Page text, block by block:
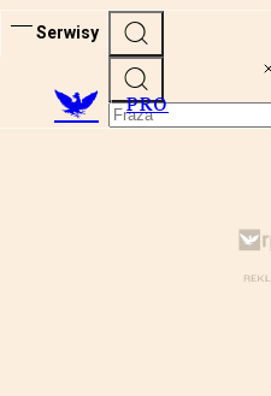
Serwisy
PRO